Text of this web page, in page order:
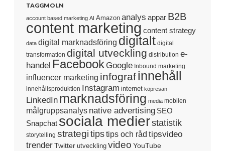
TAGGMOLN
account based marketing AI Amazon analys appar B2B
content marketing content strategy
data digital marknadsföring digitalt digital
transformation digital utveckling distribution e-
handel Facebook Google Inbound marketing
influencer marketing infografinnehåll
innehållsproduktion Instagram internet köpresan
LinkedIn marknadsföring media mobilen
målgruppsanalys native advertising SEO
Snapchat sociala medierstatistik
storytelling strategi tipstips och råd tipsvideo
trenderTwitter utveckling video YouTube